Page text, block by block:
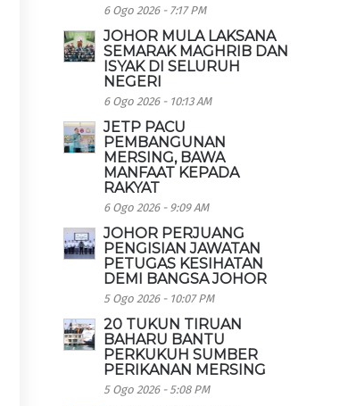
6 Ogo 2026 - 7:17 PM
JOHOR MULA LAKSANA
SEMARAK MAGHRIB DAN
ISYAK DI SELURUH
NEGERI
6 Ogo 2026 - 10:13 AM
JETP PACU
PEMBANGUNAN
MERSING, BAWA
MANFAAT KEPADA
RAKYAT
6 Ogo 2026 - 9:09 AM
JOHOR PERJUANG
PENGISIAN JAWATAN
PETUGAS KESIHATAN
DEMI BANGSA JOHOR
5 Ogo 2026 - 10:07 PM
20 TUKUN TIRUAN
BAHARU BANTU
PERKUKUH SUMBER
PERIKANAN MERSING
5 Ogo 2026 - 5:08 PM